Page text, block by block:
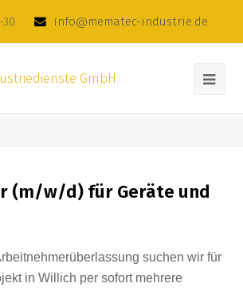
30 info@mematec-industrie.de
(m/w/d) für Geräte und
suchen wir für
in Willich per sofort mehrere